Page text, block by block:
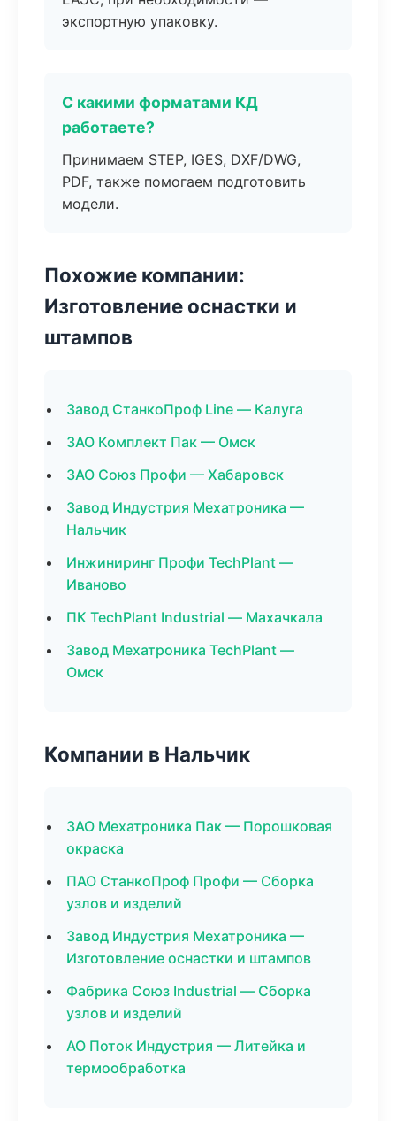
экспортную упаковку.
С какими форматами КД
работаете?
Принимаем STEP, IGES, DXF/DWG,
PDF, также помогаем подготовить
модели.
Похожие компании:
Изготовление оснастки и
штампов
Завод СтанкоПроф Line — Калуга
ЗАО Комплект Пак — Омск
ЗАО Союз Профи — Хабаровск
Завод Индустрия Мехатроника —
Нальчик
Инжиниринг Профи TechPlant —
Иваново
ПК TechPlant Industrial — Махачкала
Завод Мехатроника TechPlant —
Омск
Компании в Нальчик
ЗАО Мехатроника Пак — Порошковая
окраска
ПАО СтанкоПроф Профи — Сборка
узлов и изделий
Завод Индустрия Мехатроника —
Изготовление оснастки и штампов
Фабрика Союз Industrial — Сборка
узлов и изделий
АО Поток Индустрия — Литейка и
термообработка